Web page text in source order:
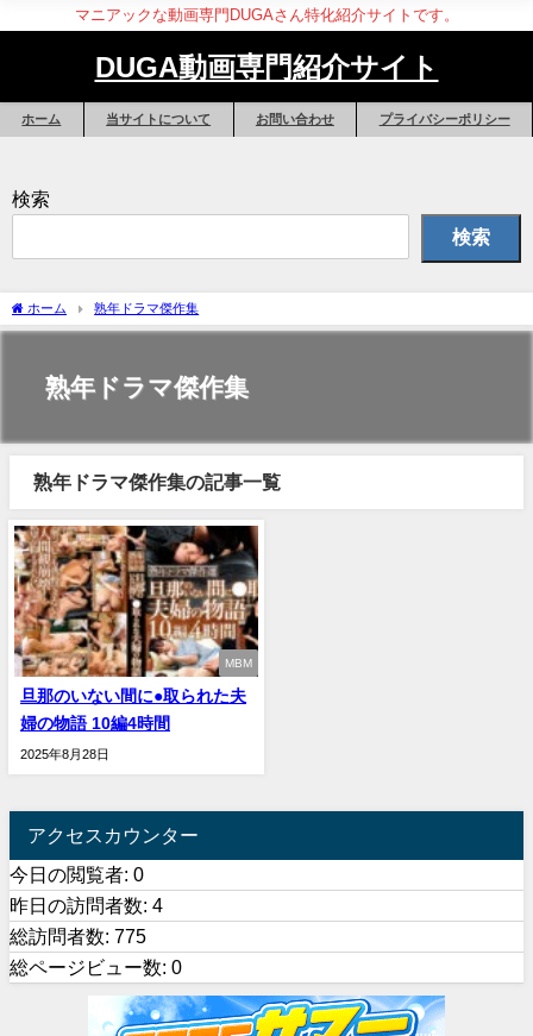
マニアックな動画専門DUGAさん特化紹介サイトです。
DUGA動画専門紹介サイト
ホーム 当サイトについて お問い合わせ プライバシーポリシー
検索
検索
ホーム 熟年ドラマ傑作集
熟年ドラマ傑作集
熟年ドラマ傑作集の記事一覧
MBM
旦那のいない間に●取られた夫
婦の物語 10編4時間
2025年8月28日
アクセスカウンター
今日の閲覧者: 0
昨日の訪問者数: 4
総訪問者数: 775
総ページビュー数: 0